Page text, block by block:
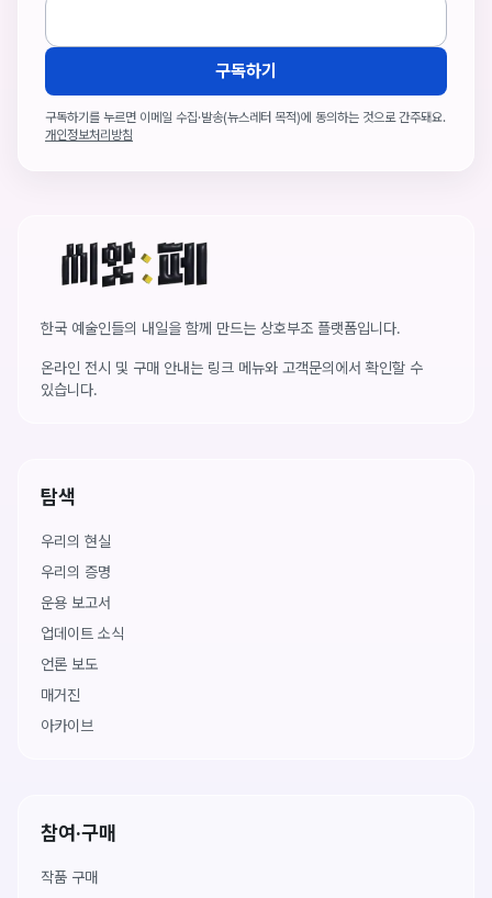
구독하기
구독하기를 누르면 이메일 수집·발송(뉴스레터 목적)에 동의하는 것으로 간주돼요.
개인정보처리방침
씨앗페 온라인 홈
한국 예술인들의 내일을 함께 만드는 상호부조 플랫폼입니다.
온라인 전시 및 구매 안내는 링크 메뉴와 고객문의에서 확인할 수
있습니다.
탐색
우리의 현실
우리의 증명
운용 보고서
업데이트 소식
언론 보도
매거진
아카이브
참여·구매
작품 구매